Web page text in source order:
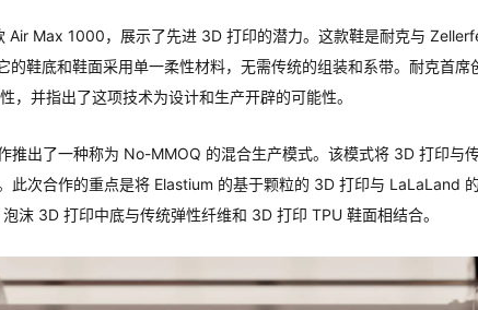
Air Max 1000，展示了先进 3D 打印的潜力。这款鞋是耐克与
鞋底和鞋面采用单一柔性材料，无需传统的组装和系带。耐克首席
并指出了这项技术为设计和生产开辟的可能性。
出了一种称为 No-MMOQ 的混合生产模式。该模式将 3D 打印与
此次合作的重点是将 Elastium 的基于颗粒的 3D 打印与 LaLaLand
沫 3D 打印中底与传统弹性纤维和 3D 打印 TPU 鞋面相结合。